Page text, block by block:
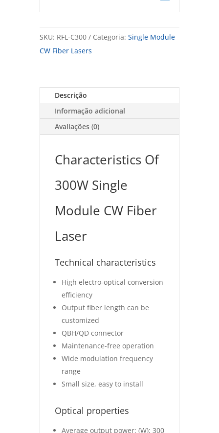
SKU: RFL-C300 Categoria: Single Module
CW Fiber Lasers
Descrição
Informação adicional
Avaliações (0)
Characteristics Of
300W Single
Module CW Fiber
Laser
Technical characteristics
High electro-optical conversion
efficiency
Output fiber length can be
customized
QBH/QD connector
Maintenance-free operation
Wide modulation frequency
range
Small size, easy to install
Optical properties
Average output power: (W): 300